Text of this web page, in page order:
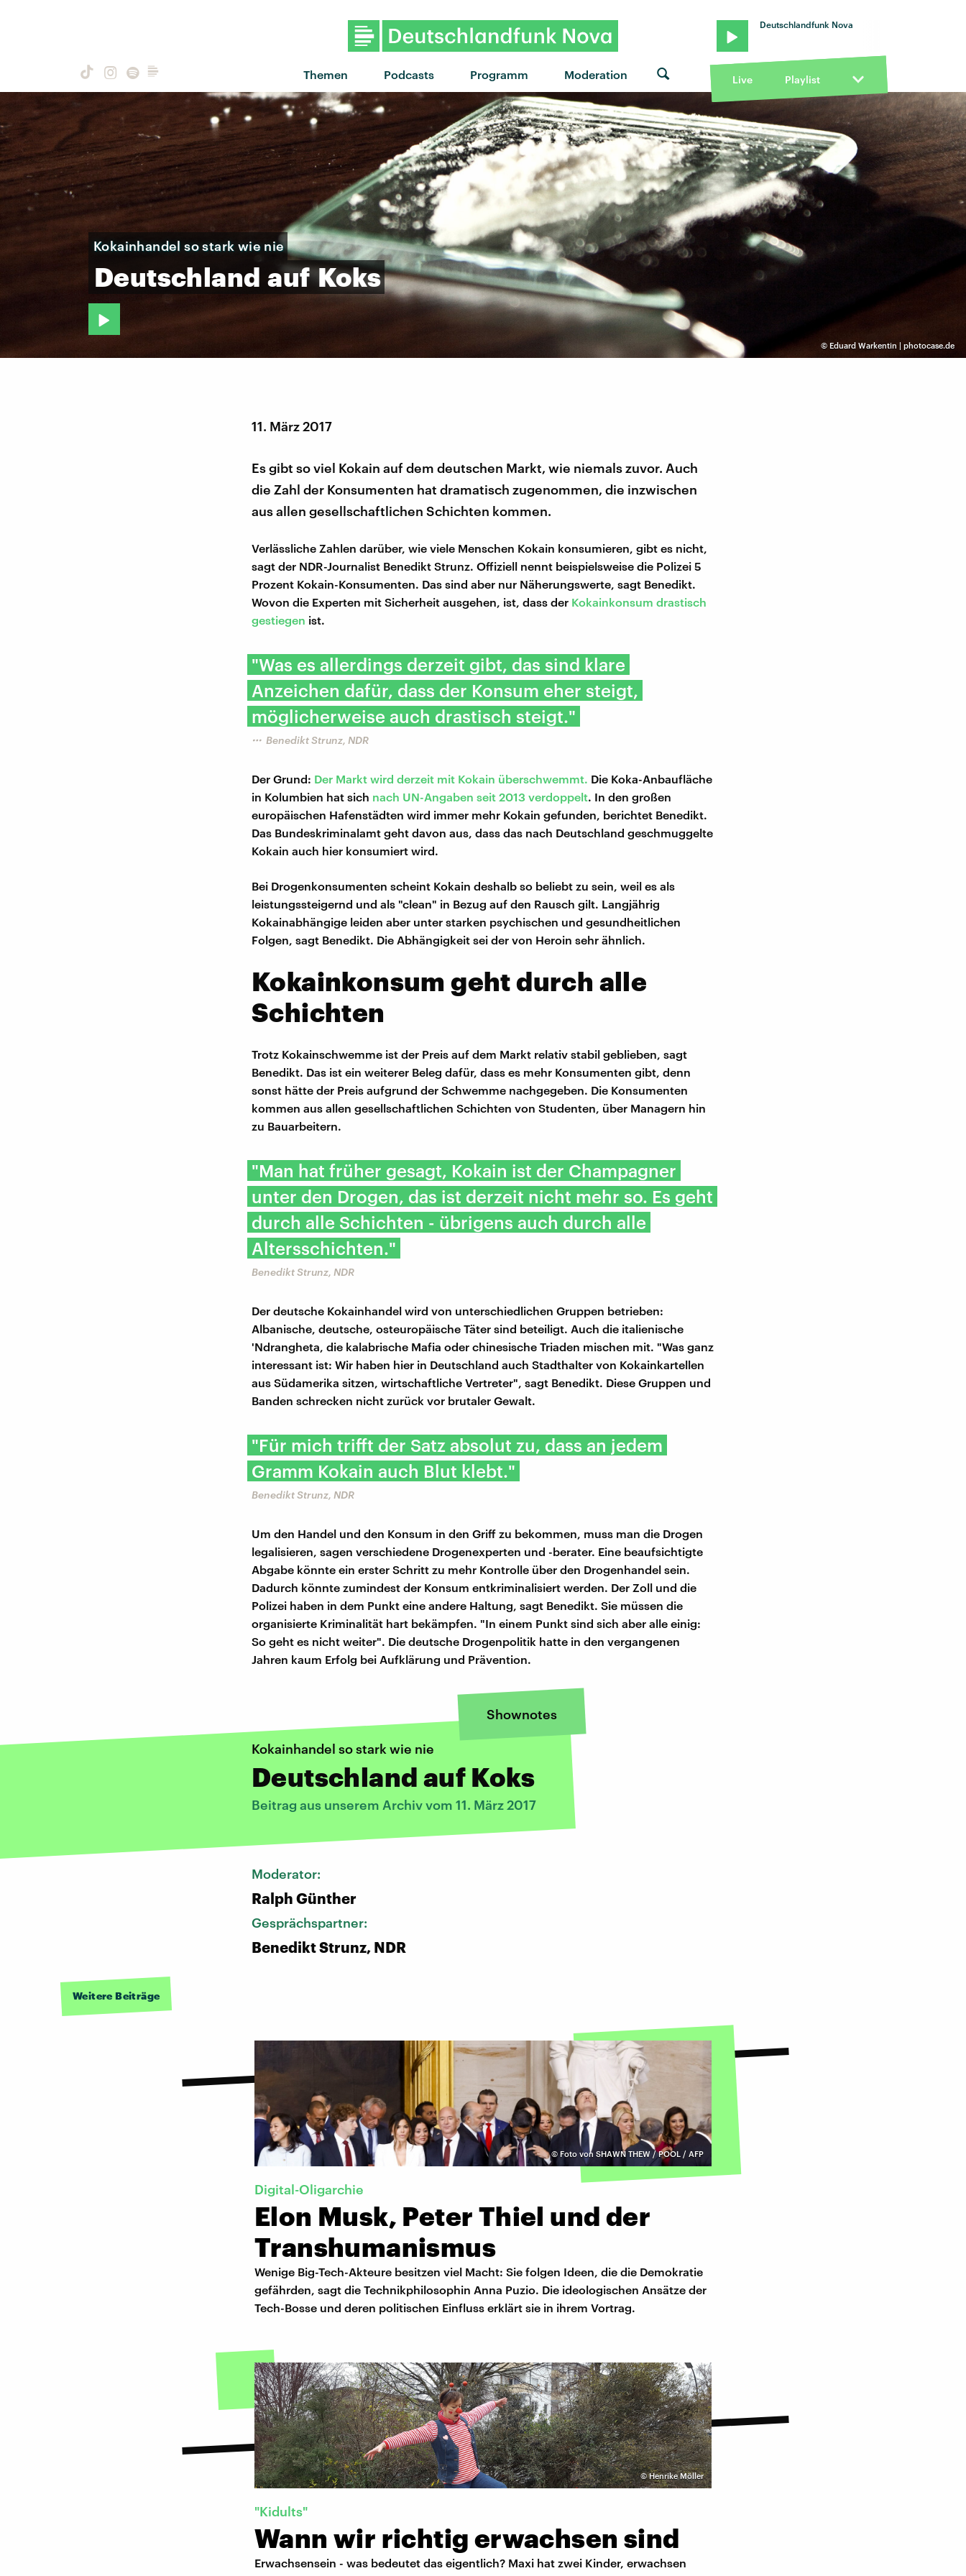
Themen Podcasts Programm Moderation
Deutschlandfunk Nova
Live Playlist
© Eduard Warkentin | photocase.de
Kokainhandel so stark wie nie
Deutschland auf Koks
11. März 2017
Es gibt so viel Kokain auf dem deutschen Markt, wie niemals zuvor. Auch
die Zahl der Konsumenten hat dramatisch zugenommen, die inzwischen
aus allen gesellschaftlichen Schichten kommen.
Verlässliche Zahlen darüber, wie viele Menschen Kokain konsumieren, gibt es nicht,
sagt der NDR-Journalist Benedikt Strunz. Offiziell nennt beispielsweise die Polizei 5
Prozent Kokain-Konsumenten. Das sind aber nur Näherungswerte, sagt Benedikt.
Wovon die Experten mit Sicherheit ausgehen, ist, dass der Kokainkonsum drastisch
gestiegen ist.
"Was es allerdings derzeit gibt, das sind klare
Anzeichen dafür, dass der Konsum eher steigt,
möglicherweise auch drastisch steigt."
Benedikt Strunz, NDR
Der Grund: Der Markt wird derzeit mit Kokain überschwemmt. Die Koka-Anbaufläche
in Kolumbien hat sich nach UN-Angaben seit 2013 verdoppelt. In den großen
europäischen Hafenstädten wird immer mehr Kokain gefunden, berichtet Benedikt.
Das Bundeskriminalamt geht davon aus, dass das nach Deutschland geschmuggelte
Kokain auch hier konsumiert wird.
Bei Drogenkonsumenten scheint Kokain deshalb so beliebt zu sein, weil es als
leistungssteigernd und als "clean" in Bezug auf den Rausch gilt. Langjährig
Kokainabhängige leiden aber unter starken psychischen und gesundheitlichen
Folgen, sagt Benedikt. Die Abhängigkeit sei der von Heroin sehr ähnlich.
Kokainkonsum geht durch alle
Schichten
Trotz Kokainschwemme ist der Preis auf dem Markt relativ stabil geblieben, sagt
Benedikt. Das ist ein weiterer Beleg dafür, dass es mehr Konsumenten gibt, denn
sonst hätte der Preis aufgrund der Schwemme nachgegeben. Die Konsumenten
kommen aus allen gesellschaftlichen Schichten von Studenten, über Managern hin
zu Bauarbeitern.
"Man hat früher gesagt, Kokain ist der Champagner
unter den Drogen, das ist derzeit nicht mehr so. Es geht
durch alle Schichten - übrigens auch durch alle
Altersschichten."
Benedikt Strunz, NDR
Der deutsche Kokainhandel wird von unterschiedlichen Gruppen betrieben:
Albanische, deutsche, osteuropäische Täter sind beteiligt. Auch die italienische
'Ndrangheta, die kalabrische Mafia oder chinesische Triaden mischen mit. "Was ganz
interessant ist: Wir haben hier in Deutschland auch Stadthalter von Kokainkartellen
aus Südamerika sitzen, wirtschaftliche Vertreter", sagt Benedikt. Diese Gruppen und
Banden schrecken nicht zurück vor brutaler Gewalt.
"Für mich trifft der Satz absolut zu, dass an jedem
Gramm Kokain auch Blut klebt."
Benedikt Strunz, NDR
Um den Handel und den Konsum in den Griff zu bekommen, muss man die Drogen
legalisieren, sagen verschiedene Drogenexperten und -berater. Eine beaufsichtigte
Abgabe könnte ein erster Schritt zu mehr Kontrolle über den Drogenhandel sein.
Dadurch könnte zumindest der Konsum entkriminalisiert werden. Der Zoll und die
Polizei haben in dem Punkt eine andere Haltung, sagt Benedikt. Sie müssen die
organisierte Kriminalität hart bekämpfen. "In einem Punkt sind sich aber alle einig:
So geht es nicht weiter". Die deutsche Drogenpolitik hatte in den vergangenen
Jahren kaum Erfolg bei Aufklärung und Prävention.
Shownotes
Kokainhandel so stark wie nie
Deutschland auf Koks
Beitrag aus unserem Archiv vom 11. März 2017
Moderator:
Ralph Günther
Gesprächspartner:
Benedikt Strunz, NDR
Weitere Beiträge
© Foto von SHAWN THEW / POOL / AFP
Digital-Oligarchie
Elon Musk, Peter Thiel und der
Transhumanismus
Wenige Big-Tech-Akteure besitzen viel Macht: Sie folgen Ideen, die die Demokratie
gefährden, sagt die Technikphilosophin Anna Puzio. Die ideologischen Ansätze der
Tech-Bosse und deren politischen Einfluss erklärt sie in ihrem Vortrag.
©Henrike Möller
"Kidults"
Wann wir richtig erwachsen sind
Erwachsensein - was bedeutet das eigentlich? Maxi hat zwei Kinder, erwachsen